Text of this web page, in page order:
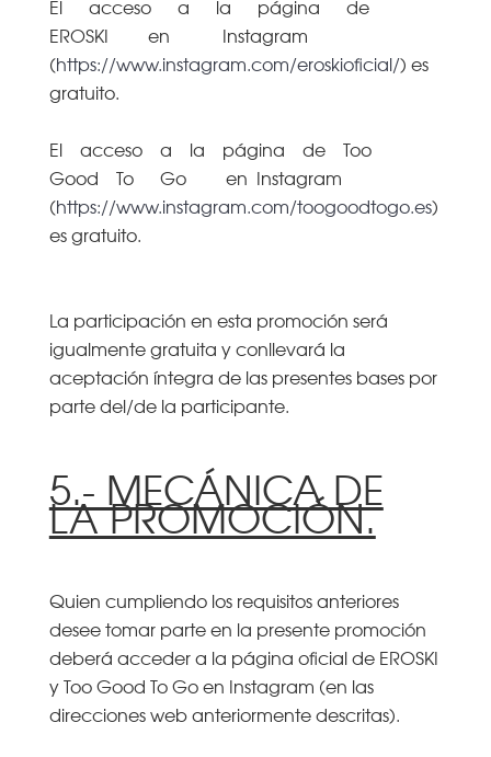
El acceso a la página de
EROSKI en Instagram
(https://www.instagram.com/eroskioficial/) es
gratuito.
El acceso a la página de Too
Good To Go en Instagram
(https://www.instagram.com/toogoodtogo.es)
es gratuito.
La participación en esta promoción será
igualmente gratuita y conllevará la
aceptación íntegra de las presentes bases por
parte del/de la participante.
5.- MECÁNICA DE
LA PROMOCIÓN.
Quien cumpliendo los requisitos anteriores
desee tomar parte en la presente promoción
deberá acceder a la página oficial de EROSKI
y Too Good To Go en Instagram (en las
direcciones web anteriormente descritas).